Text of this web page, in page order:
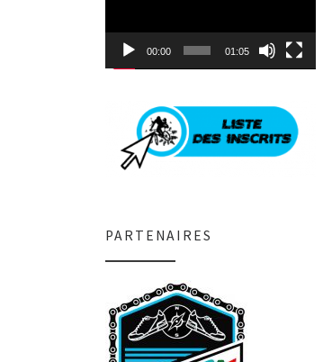
00:00 01:05
PARTENAIRES